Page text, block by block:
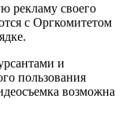
рекламу своего
с Оргкомитетом
и
пользования
возможна